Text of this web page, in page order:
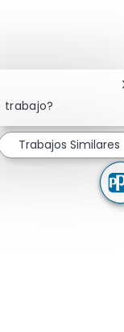
trabajo?
Trabajos Similares